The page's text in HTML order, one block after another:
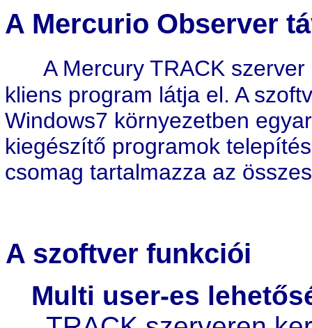
A Mercurio Observer
A Mercury TRACK
kliens program látja el. A
Windows7 környezetben
kiegészítő programok
csomag tartalmazza az
A szoftver funkciói
Multi user-es